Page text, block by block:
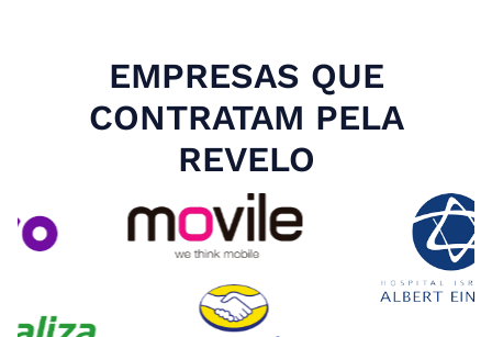
EMPRESAS QUE
CONTRATAM PELA
REVELO